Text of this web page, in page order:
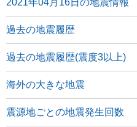
過去の地震履歴
過去の地震履歴(震度3以上)
海外の大きな地震
震源地ごとの地震発生回数